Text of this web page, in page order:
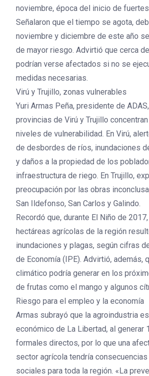
noviembre, época del inicio de fuertes
Señalaron que el tiempo se agota,
noviembre y diciembre de este año
de mayor riesgo. Advirtió que cerca
podrían verse afectados si no se
medidas necesarias.
Virú y Trujillo, zonas vulnerables
Yuri Armas Peña, presidente de
provincias de Virú y Trujillo
niveles de vulnerabilidad. En Virú,
de desbordes de ríos, inundaciones
y daños a la propiedad de los
infraestructura de riego. En Trujillo,
preocupación por las obras
San Ildefonso, San Carlos y Galindo.
Recordó que, durante El Niño de
hectáreas agrícolas de la región
inundaciones y plagas, según cifras
de Economía (IPE). Advirtió, además,
climático podría generar en los
de frutas como el mango y algunos
Riesgo para el empleo y la economía
Armas subrayó que la agroindustria
económico de La Libertad, al generar
formales directos, por lo que una
sector agrícola tendría
sociales para toda la región. «La